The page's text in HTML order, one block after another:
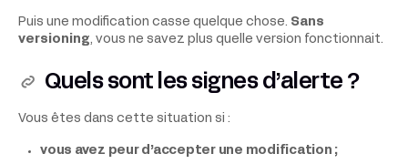
Puis une modification casse quelque chose. Sans
versioning, vous ne savez plus quelle version fonctionnait.
Quels sont les signes d’alerte ?
Vous êtes dans cette situation si :
vous avez peur d’accepter une modification ;